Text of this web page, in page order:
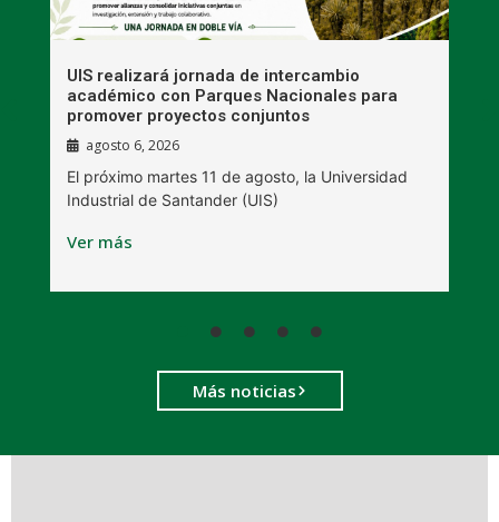
UIS realizará jornada de intercambio
académico con Parques Nacionales para
promover proyectos conjuntos
agosto 6, 2026
El próximo martes 11 de agosto, la Universidad
Industrial de Santander (UIS)
Ver más
Más noticias